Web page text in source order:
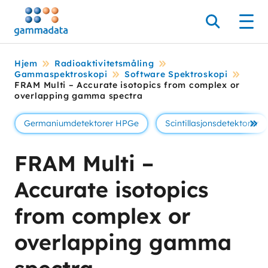
Hopp
hovedinnholdett
Søk
Hjem
Radioaktivitetsmåling
Gammaspektroskopi
Software Spektroskopi
FRAM Multi – Accurate isotopics from complex or
overlapping gamma spectra
Germaniumdetektorer HPGe ScintillasjonsdetektorerSe
FRAM Multi –
Accurate isotopics
from complex or
overlapping gamma